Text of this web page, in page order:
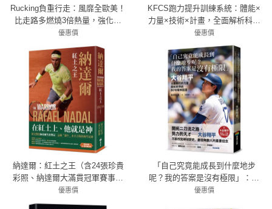
Rucking負重行走：風靡全歐美！
比走路多燃燒3倍熱量，強化肌
力、改善心肺、增強骨骼的訓練
優惠價
72折 252元
KFCS跑力提升訓練系統：體能×
力量×技術×計畫，全面解析科學
化跑步訓練
優惠價
79折 711元
納達爾：紅土之王（含24張珍貴
彩照、納達爾大滿貫冠軍賽事精
華）
優惠價
79折 552元
「自己究竟能成長到什麼地步
呢？我的答案是沒有極限」：大
谷翔平以壓倒性的力量開拓世界
優惠價